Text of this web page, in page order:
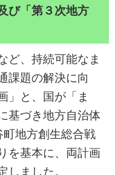
び「第３次地方
ど、持続可能なま
課題の解決に向
」と、国が「ま
基づき地方自治体
地方創生総合戦
を基本に、両計画
しました。